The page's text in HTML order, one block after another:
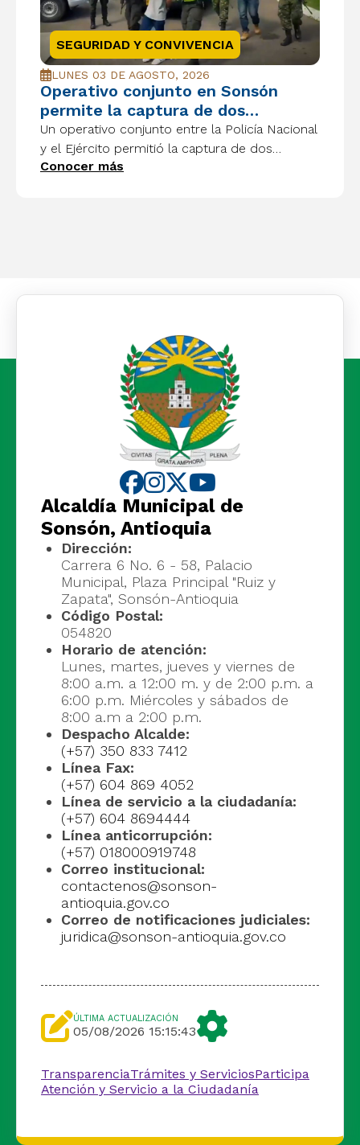
SEGURIDAD Y CONVIVENCIA
LUNES 03 DE AGOSTO, 2026
Operativo conjunto en Sonsón
permite la captura de dos
presuntos integrantes del GDO “El
Mesa”
Un operativo conjunto entre la Policía Nacional
y el Ejército permitió la captura de dos
presuntos integrantes del GDO “El Mesa” y la
Conocer más
Alcaldía Municipal de
Sonsón, Antioquia
Dirección:
Carrera 6 No. 6 - 58, Palacio
Municipal, Plaza Principal "Ruiz y
Zapata", Sonsón-Antioquia
Código Postal:
054820
Horario de atención:
Lunes, martes, jueves y viernes de
8:00 a.m. a 12:00 m. y de 2:00 p.m. a
6:00 p.m. Miércoles y sábados de
8:00 a.m a 2:00 p.m.
Despacho Alcalde:
(+57) 350 833 7412
Línea Fax:
(+57) 604 869 4052
Línea de servicio a la ciudadanía:
(+57) 604 8694444
Línea anticorrupción:
(+57) 018000919748
Correo institucional:
contactenos@sonson-
antioquia.gov.co
Correo de notificaciones judiciales:
juridica@sonson-antioquia.gov.co
ÚLTIMA ACTUALIZACIÓN
05/08/2026 15:15:43
TransparenciaTrámites y ServiciosParticipa
Atención y Servicio a la Ciudadanía